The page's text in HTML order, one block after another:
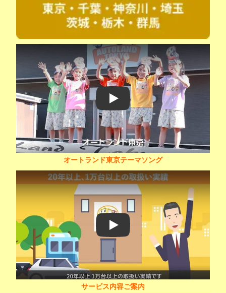
Play
オートランド東京テーマソング
Play
サービス内容ご案内